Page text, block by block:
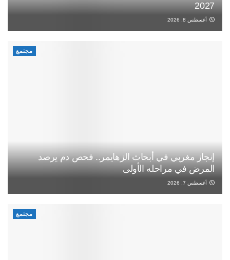
2027
أغسطس 8, 2026
مجتمع
إنجاز مغربي في أبحاث الزهايمر.. فحص دم يرصد
المرض في مراحله الأولى
أغسطس 7, 2026
مجتمع